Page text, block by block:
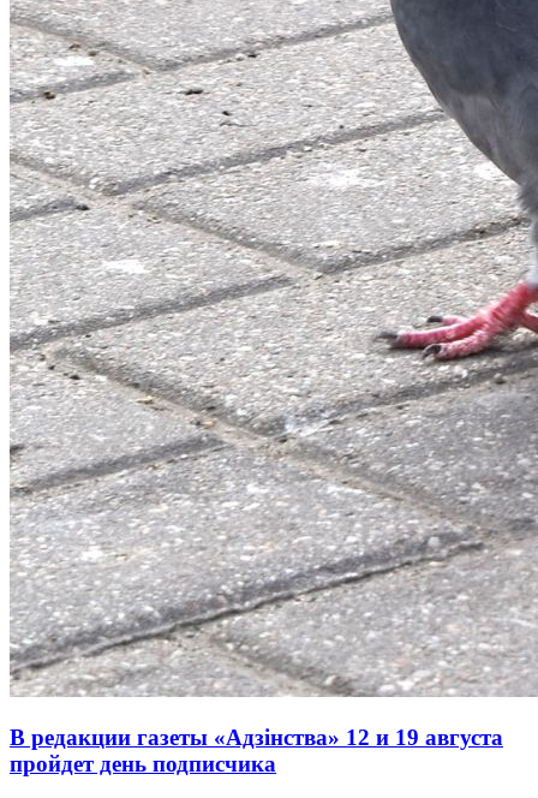
В редакции газеты «Адзінства» 12 и 19 августа
пройдет день подписчика